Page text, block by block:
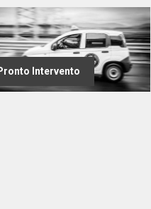
Intervento